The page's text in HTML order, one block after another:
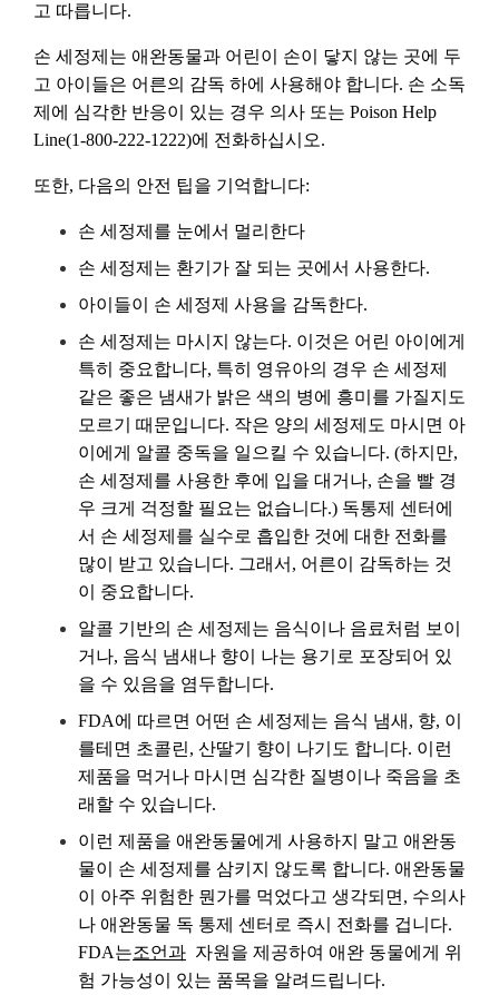
고 따릅니다.
손 세정제는 애완동물과 어린이 손이 닿지 않는 곳에 두
고 아이들은 어른의 감독 하에 사용해야 합니다. 손 소독
제에 심각한 반응이 있는 경우 의사 또는 Poison Help
Line(1-800-222-1222)에 전화하십시오.
또한, 다음의 안전 팁을 기억합니다:
손 세정제를 눈에서 멀리한다
손 세정제는 환기가 잘 되는 곳에서 사용한다.
아이들이 손 세정제 사용을 감독한다.
손 세정제는 마시지 않는다. 이것은 어린 아이에게
특히 중요합니다, 특히 영유아의 경우 손 세정제
같은 좋은 냄새가 밝은 색의 병에 흥미를 가질지도
모르기 때문입니다. 작은 양의 세정제도 마시면 아
이에게 알콜 중독을 일으킬 수 있습니다. (하지만,
손 세정제를 사용한 후에 입을 대거나, 손을 빨 경
우 크게 걱정할 필요는 없습니다.) 독통제 센터에
서 손 세정제를 실수로 흡입한 것에 대한 전화를
많이 받고 있습니다. 그래서, 어른이 감독하는 것
이 중요합니다.
알콜 기반의 손 세정제는 음식이나 음료처럼 보이
거나, 음식 냄새나 향이 나는 용기로 포장되어 있
을 수 있음을 염두합니다.
FDA에 따르면 어떤 손 세정제는 음식 냄새, 향, 이
를테면 초콜린, 산딸기 향이 나기도 합니다. 이런
제품을 먹거나 마시면 심각한 질병이나 죽음을 초
래할 수 있습니다.
이런 제품을 애완동물에게 사용하지 말고 애완동
물이 손 세정제를 삼키지 않도록 합니다. 애완동물
이 아주 위험한 뭔가를 먹었다고 생각되면, 수의사
나 애완동물 독 통제 센터로 즉시 전화를 겁니다.
FDA는조언과 자원을 제공하여 애완 동물에게 위
험 가능성이 있는 품목을 알려드립니다.